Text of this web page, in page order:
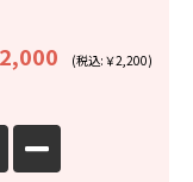
(税込:￥2,200)